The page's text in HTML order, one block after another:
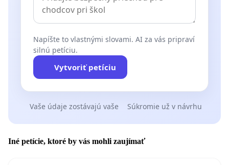
Napíšte to vlastnými slovami. AI za vás pripraví
silnú petíciu.
Vytvoriť petíciu
Vaše údaje zostávajú vaše Súkromie už v návrhu
Iné petície, ktoré by vás mohli zaujímať